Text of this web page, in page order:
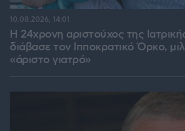
Η 24χρονη αριστούχος της
διάβασε τον Ιπποκρατικό Όρκο,
«άριστο γιατρό»
10.08.2026, 14:01